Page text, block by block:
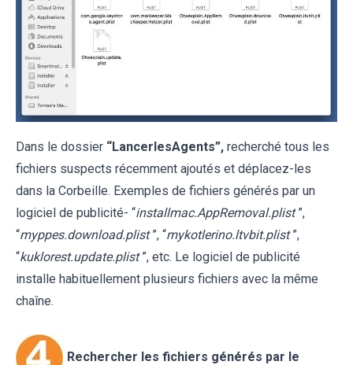
Dans le dossier “LancerlesAgents”, recherché tous les
fichiers suspects récemment ajoutés et déplacez-les
dans la Corbeille. Exemples de fichiers générés par un
logiciel de publicité- “installmac.AppRemoval.plist ”,
“myppes.download.plist ”, “mykotlerino.ltvbit.plist ”,
“kuklorest.update.plist ”, etc. Le logiciel de publicité
installe habituellement plusieurs fichiers avec la même
chaîne.
Rechercher les fichiers générés par le